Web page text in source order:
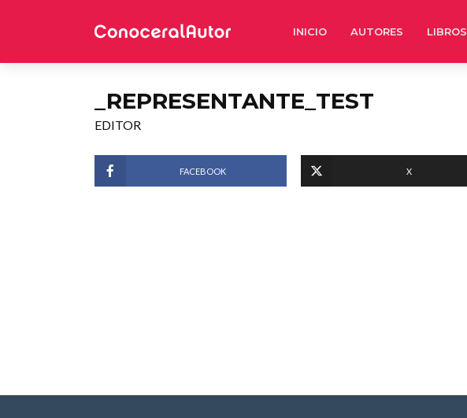
INICIO AUTORES LIBROS
_REPRESENTANTE_TEST
EDITOR
FACEBOOK X